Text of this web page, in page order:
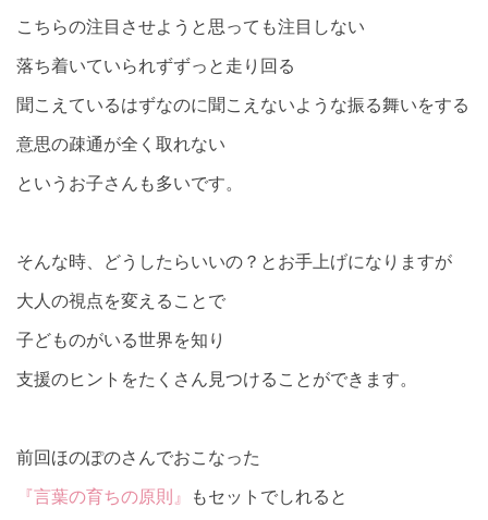
こちらの注目させようと思っても注目しない
落ち着いていられずずっと走り回る
聞こえているはずなのに聞こえないような振る舞いをする
意思の疎通が全く取れない
というお子さんも多いです。
そんな時、どうしたらいいの？とお手上げになりますが
大人の視点を変えることで
子どものがいる世界を知り
支援のヒントをたくさん見つけることができます。
前回ほのぽのさんでおこなった
『言葉の育ちの原則』 もセットでしれると